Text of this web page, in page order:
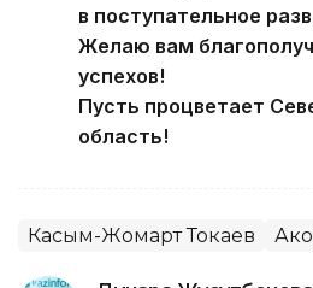
в поступательное
Желаю вам
успехов!
Пусть процветает
область!
Касым-Жомарт Токаев